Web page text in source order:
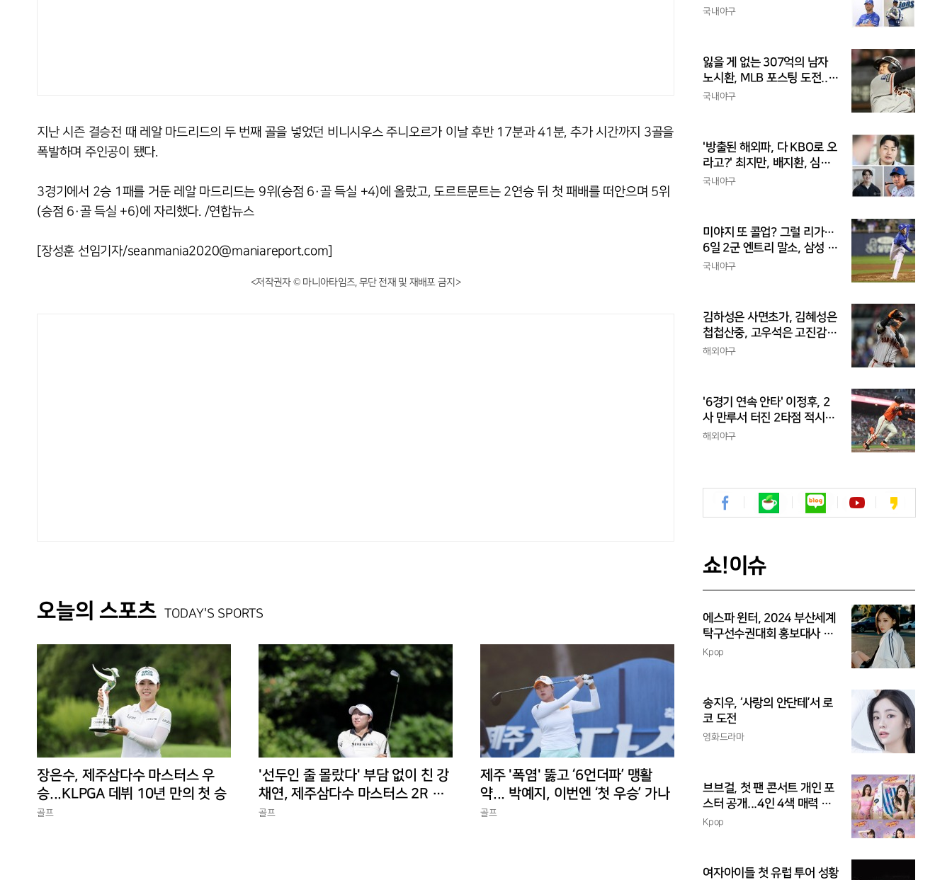
지난 시즌 결승전 때 레알 마드리드의 두 번째 골을 넣었던 비니시우스 주니오르가 이날 후반 17분과 41분, 추가 시간까지 3골을
폭발하며 주인공이 됐다.
3경기에서 2승 1패를 거둔 레알 마드리드는 9위(승점 6·골 득실 +4)에 올랐고, 도르트문트는 2연승 뒤 첫 패배를 떠안으며 5위
(승점 6·골 득실 +6)에 자리했다. /연합뉴스
[장성훈 선임기자/seanmania2020@maniareport.com]
<저작권자 © 마니아타임즈, 무단 전재 및 재배포 금지>
오늘의 스포츠 TODAY'S SPORTS
장은수, 제주삼다수 마스터스 우
승...KLPGA 데뷔 10년 만의 첫 승
골프
'선두인 줄 몰랐다' 부담 없이 친 강
채연, 제주삼다수 마스터스 2R 단
독 선두
골프
제주 '폭염' 뚫고 ‘6언더파’ 맹활
약... 박예지, 이번엔 ‘첫 우승’ 가나
골프
까지, 삼성의 '스펙 만렙' 승부
국내야구
잃을 게 없는 307억의 남자
노시환, MLB 포스팅 도전...
시장 평가는 의외일 수 있어
국내야구
'방출된 해외파, 다 KBO로 오
라고?' 최지만, 배지환, 심준
석의 엇갈린 거취와 현실
국내야구
미야지 또 콜업? 그럴 리가…
6일 2군 엔트리 말소, 삼성 새
아시아쿼터 찾았나
국내야구
김하성은 사면초가, 김혜성은
첩첩산중, 고우석은 고진감
래, 송성문은 무난지경... 이
해외야구
'6경기 연속 안타' 이정후, 2
사 만루서 터진 2타점 적시
타...타율 0.303
해외야구
쇼!이슈
에스파 윈터, 2024 부산세계
탁구선수권대회 홍보대사 위
촉
Kpop
송지우, ‘사랑의 안단테’서 로
코 도전
영화드라마
브브걸, 첫 팬 콘서트 개인 포
스터 공개...4인 4색 매력 발
산
Kpop
여자아이들 첫 유럽 투어 성황